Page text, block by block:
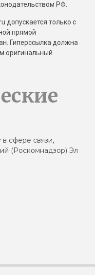
РФ.
допускается только с
прямой
Гиперссылка должна
оригинальный
сфере связи,
(Роскомнадзор) Эл